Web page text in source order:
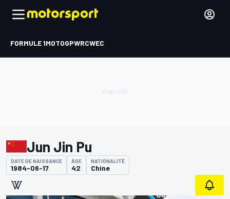
FORMULE 1MOTOGPWRCWEC
Jun Jin Pu
DATE DE NAISSANCE
1984-06-17
ÂGE
42
NATIONALITÉ
Chine